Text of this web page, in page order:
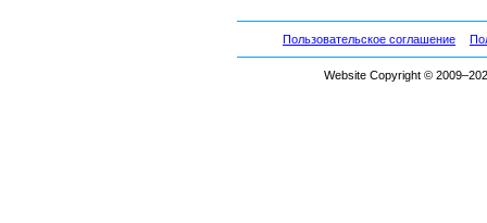
Пользовательское соглашение
Website Copyright ©